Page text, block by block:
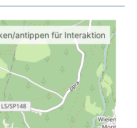
antippen für Interaktion